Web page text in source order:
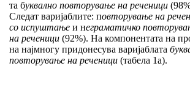
та буквално повторување на реченици
Следат варијаблите: повторување на
со испуштање и неграматичко
на реченици (92%). На компо­нен­та­та на
на најмногу придонесува варијаб­ла­та
повторување на реченици (та­бе­ла 1а).